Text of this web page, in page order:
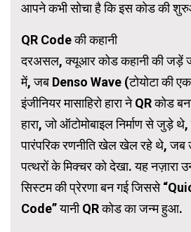
आपने कभी सोचा है कि इस कोड की
QR Code की कहानी
दरअसल, क्यूआर कोड कहानी की जड़ें
में, जब Denso Wave (टोयोटा की
इंजीनियर मासाहिरो हारा ने QR कोड
हारा, जो ऑटोमोबाइल निर्माण से जुड़े थे,
पारंपरिक रणनीति खेल खेल रहे थे,
पत्थरों के मिक्चर को देखा. यह नज़ारा
सिस्टम की प्रेरणा बन गई जिससे
Code” यानी QR कोड का जन्म हुआ.